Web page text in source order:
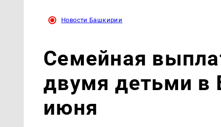
Новости Башкирии
Семейная
двумя детьми в
июня